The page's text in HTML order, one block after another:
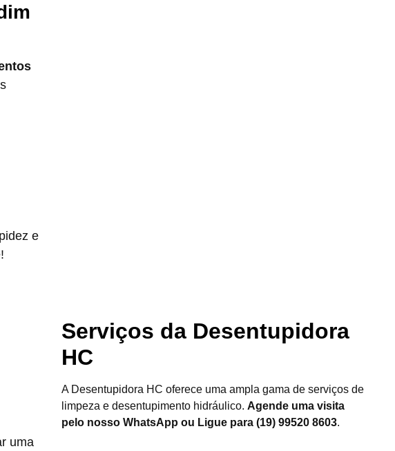
e
uma
Serviços da Desentupidora
HC
A Desentupidora HC oferece uma ampla gama de serviços de
limpeza e desentupimento hidráulico. Agende uma visita
pelo nosso WhatsApp ou Ligue para (19) 99520 8603.